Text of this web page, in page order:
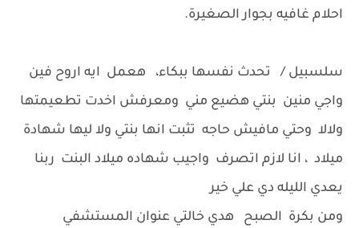
احلام غافيه بجوار الصغيرة.
سلسبيل / تحدث نفسها ببكاء، هعمل ايه اروح فين
واجي منين بنتي هضيع مني ومعرفش اخدت تطعيمتها
ولالا وحتي مافيش حاجه تثبت انها بنتي ولا ليها شهادة
ميلاد ، انا لازم اتصرف واجيب شهاده ميلاد البنت ربنا
يعدي الليله دي علي خير
ومن بكرة الصبح هدي خالتي عنوان المستشفي